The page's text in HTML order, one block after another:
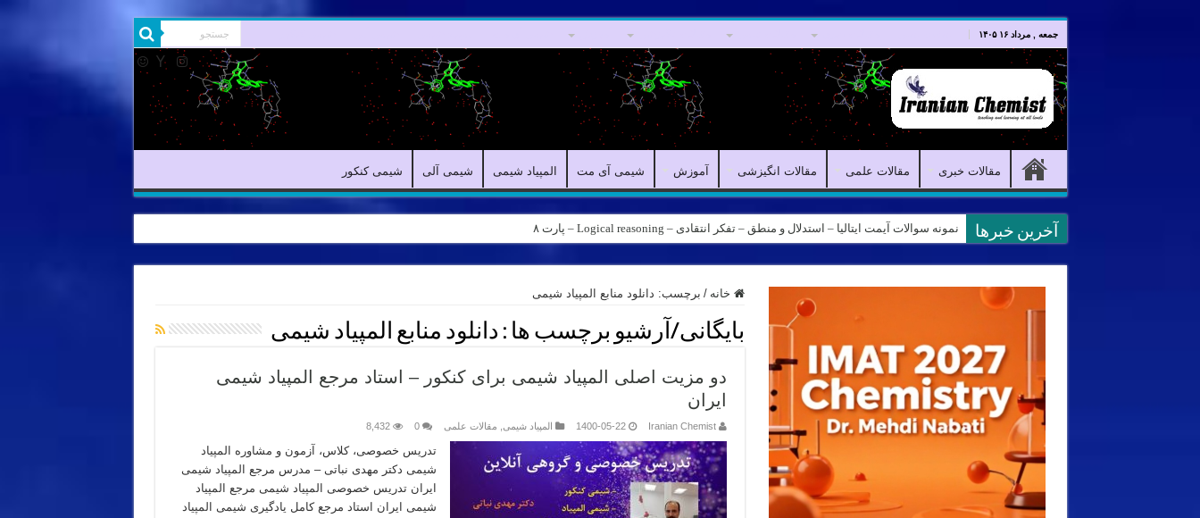
جمعه , مرداد ۱۶ ۱۴۰۵
مقالات خبری مقالات علمی مقالات انگیزشی آموزش شیمی آی مت المپیاد شیمی شیمی آلی شیمی کنکور
آخرین خبرها نمونه سوالات آیمت ایتالیا – استدلال و منطق – تفکر انتقادی – Logical reasoning – پارت ۸
خانه / برچسب: دانلود منابع المپیاد شیمی
بایگانی/آرشیو برچسب ها : دانلود منابع المپیاد شیمی
دو مزیت اصلی المپیاد شیمی برای کنکور – استاد مرجع المپیاد شیمی
ایران
Iranian Chemist
1400-05-22 المپیاد شیمی مقالات علمی 0
8,432
تدریس خصوصی، کلاس، آزمون و مشاوره المپیاد
شیمی دکتر مهدی نباتی – مدرس مرجع المپیاد شیمی
ایران تدریس خصوصی المپیاد شیمی مرجع المپیاد
شیمی ایران استاد مرجع کامل یادگیری شیمی المپیاد